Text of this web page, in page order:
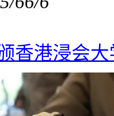
香港浸会